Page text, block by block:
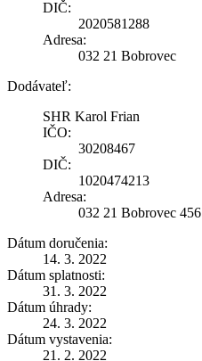
DIČ:
2020581288
Adresa:
032 21 Bobrovec
Dodávateľ:
SHR Karol Frian
IČO:
30208467
DIČ:
1020474213
Adresa:
032 21 Bobrovec 456
Dátum doručenia:
14. 3. 2022
Dátum splatnosti:
31. 3. 2022
Dátum úhrady:
24. 3. 2022
Dátum vystavenia:
21. 2. 2022